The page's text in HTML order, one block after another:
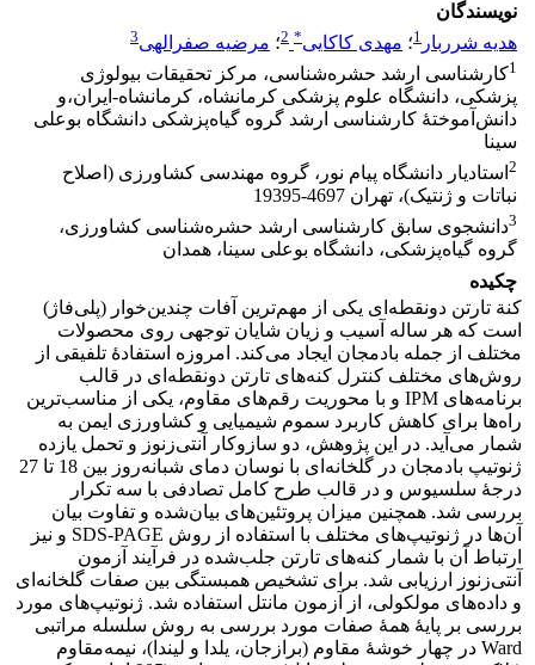
نویسندگان
هدیه شرربار 1؛ مهدی کاکایی*
2؛ مرضیه صفرالهی3
1کارشناسی ارشد حشره‌شناسی، مرکز تحقیقات بیولوژی
پزشکی، دانشگاه علوم پزشکی کرمانشاه، کرمانشاه-ایران،و
دانش‌آموختۀ کارشناسی ارشد گروه گیاه‌پزشکی دانشگاه بوعلی
سینا
2 استادیار دانشگاه پیام نور، گروه مهندسی کشاورزی (اصلاح
نباتات و ژنتیک)، تهران 4697-19395
3دانشجوی سابق کارشناسی ارشد حشره‌شناسی کشاورزی،
گروه گیاه‌پزشکی، دانشگاه بوعلی سینا، همدان
چکیده
کنة تارتن دونقطه‌ای یکی از مهم‌ترین آفات چندین‌خوار (پلی‌فاژ)
است که هر ساله آسیب و زیان شایان توجهی روی محصولات
مختلف از جمله بادمجان ایجاد می‌کند. امروزه استفادۀ تلفیقی از
روش‌های مختلف کنترل کنه‌های تارتن دونقطه‌ای در قالب
برنامه‌های IPM و با محوریت رقم‌های مقاوم، یکی از مناسب‌ترین
راه‌ها برای کاهش کاربرد سموم شیمیایی و کشاورزی ایمن به
شمار می‌آید. در این پژوهش، دو سازوکار آنتی‌زنوز و تحمل یازده
ژنوتیپ بادمجان در گلخانه‌ای با نوسان دمای شبانه‌روز بین 18 تا 27
درجۀ سلسیوس و در قالب طرح کامل تصادفی با سه تکرار
بررسی شد. همچنین میزان پروتئین‌های بیان‌شده و تفاوت بیان
آن‌ها در ژنوتیپ‌های مختلف با استفاده از روش SDS-PAGE و نیز
ارتباط آن با شمار کنه‌های تارتن جلب‌شده در فرآیند آزمون
آنتی‌زنوز ارزیابی شد. برای تشخیص همبستگی بین صفات گلخانه‌ای
و داده‌های مولکولی، از آزمون مانتل استفاده شد. ژنوتیپ‌های مورد
بررسی بر پایۀ همۀ صفات مورد بررسی به روش سلسله مراتبی
Ward در چهار خوشۀ مقاوم (برازجان، یلدا و لیندا)، نیمه‌مقاوم